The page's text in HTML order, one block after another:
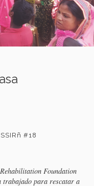
SSIRñ #18
Foundation
trabajado para rescatar a